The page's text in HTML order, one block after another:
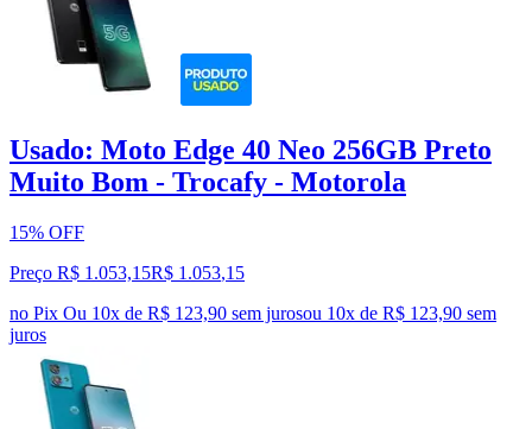
Usado: Moto Edge 40 Neo 256GB Preto
Muito Bom - Trocafy - Motorola
15% OFF
Preço R$ 1.053,15R$ 1.053,15
no Pix Ou 10x de R$ 123,90 sem jurosou 10x de R$ 123,90 sem
juros